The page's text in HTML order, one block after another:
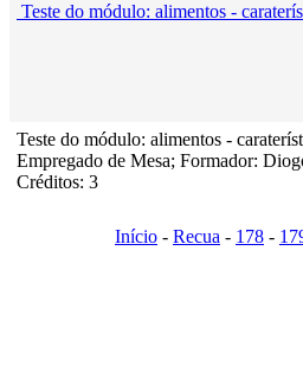
Teste do módulo: alimentos -
Teste do módulo: alimentos -
Empregado de Mesa; Formador:
Créditos: 3
Início - Recua - 178 -